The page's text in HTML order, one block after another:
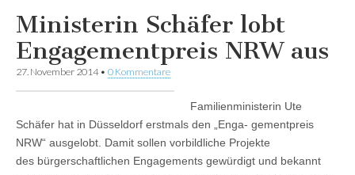
Ministerin Schäfer lobt
Engagementpreis NRW aus
27. November 2014• 0 Kommentare
Familienministerin Ute
Schäfer hat in Düsseldorf erstmals den „Enga- gementpreis
NRW“ ausgelobt. Damit sollen vorbildliche Projekte
des bürgerschaftlichen Engagements gewürdigt und bekannt